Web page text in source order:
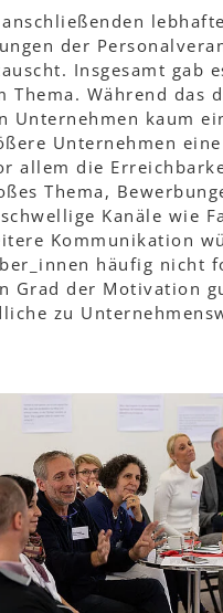
der
Insgesamt gab
Thema. Während das
Unternehmen kaum
Unternehmen
allem die
Thema,
Kanäle wie
Kommunikation
häufig nicht
Grad der Motivation
zu